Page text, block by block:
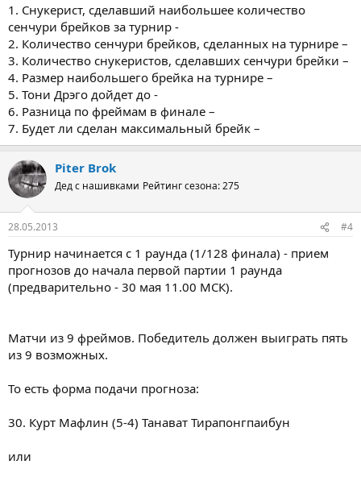
1. Снукерист, сделавший наибольшее количество
сенчури брейков за турнир -
2. Количество сенчури брейков, сделанных на турнире –
3. Количество снукеристов, сделавших сенчури брейки –
4. Размер наибольшего брейка на турнире –
5. Тони Дрэго дойдет до -
6. Разница по фреймам в финале –
7. Будет ли сделан максимальный брейк –
Piter Brok
Дед с нашивками Рейтинг сезона: 275
28.05.2013 #4
Турнир начинается с 1 раунда (1/128 финала) - прием
прогнозов до начала первой партии 1 раунда
(предварительно - 30 мая 11.00 МСК).
Матчи из 9 фреймов. Победитель должен выиграть пять
из 9 возможных.
То есть форма подачи прогноза:
30. Курт Мафлин (5-4) Танават Тирапонгпаибун
или